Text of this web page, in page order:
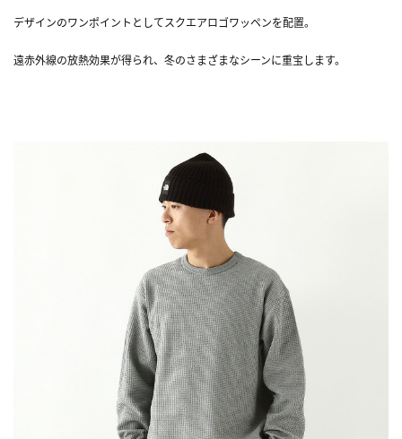
デザインのワンポイントとしてスクエアロゴワッペンを配置。
遠赤外線の放熱効果が得られ、冬のさまざまなシーンに重宝します。